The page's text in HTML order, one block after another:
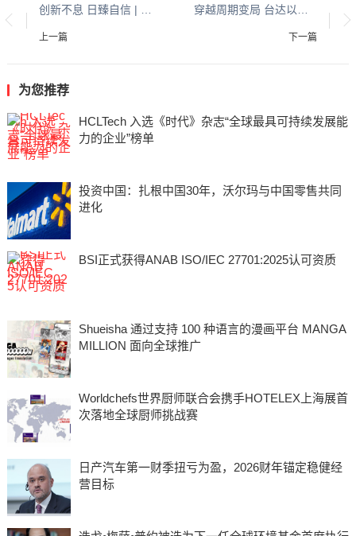
上一篇 下一篇
为您推荐
HCLTech 入选《时代》杂志“全球最具可持续发展能
力的企业”榜单
投资中国：扎根中国30年，沃尔玛与中国零售共同
进化
BSI正式获得ANAB ISO/IEC 27701:2025认可资质
Shueisha 通过支持 100 种语言的漫画平台 MANGA
MILLION 面向全球推广
Worldchefs世界厨师联合会携手HOTELEX上海展首
次落地全球厨师挑战赛
日产汽车第一财季扭亏为盈，2026财年锚定稳健经
营目标